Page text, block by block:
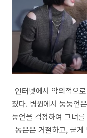
인터넷에서 악의적으
졌다. 병원에서 둥둥언
둥언을 걱정하여 그녀
동은은 거절하고, 굳게